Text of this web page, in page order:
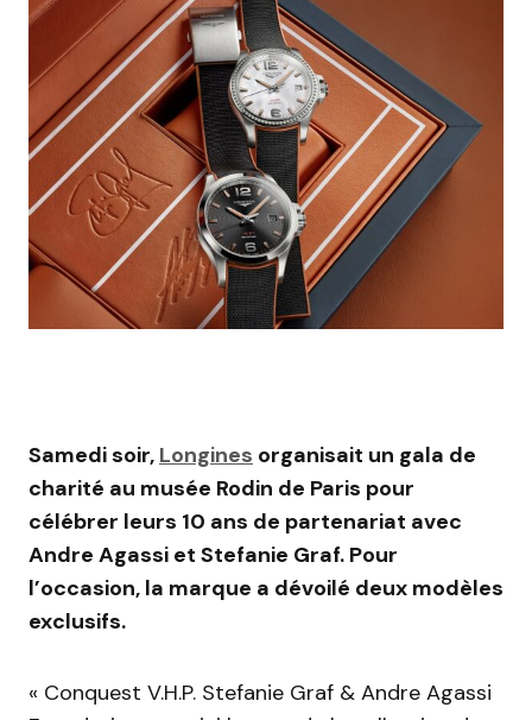
Samedi soir, Longines organisait un gala de
charité au musée Rodin de Paris pour
célébrer leurs 10 ans de partenariat avec
Andre Agassi et Stefanie Graf. Pour
l’occasion, la marque a dévoilé deux modèles
exclusifs.
« Conquest V.H.P. Stefanie Graf & Andre Agassi